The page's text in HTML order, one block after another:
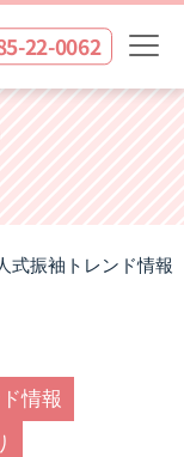
22-0062
式振袖トレンド情報
情報